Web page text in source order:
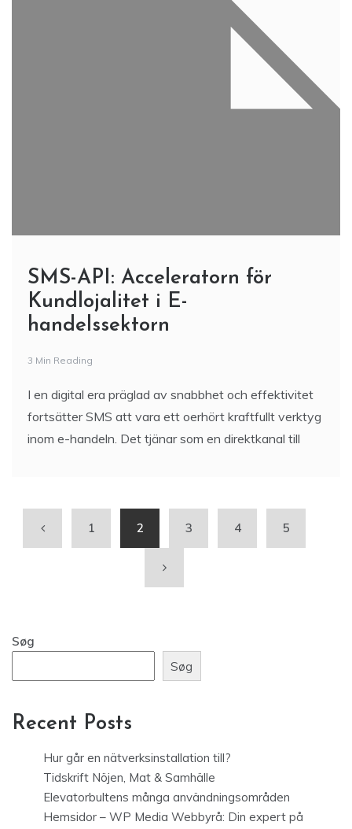
SMS-API: Acceleratorn för
Kundlojalitet i E-
handelssektorn
3 Min Reading
I en digital era präglad av snabbhet och effektivitet
fortsätter SMS att vara ett oerhört kraftfullt verktyg
inom e-handeln. Det tjänar som en direktkanal till
1 2 3 4 5
Søg
Søg
Recent Posts
Hur går en nätverksinstallation till?
Tidskrift Nöjen, Mat & Samhälle
Elevatorbultens många användningsområden
Hemsidor – WP Media Webbyrå: Din expert på